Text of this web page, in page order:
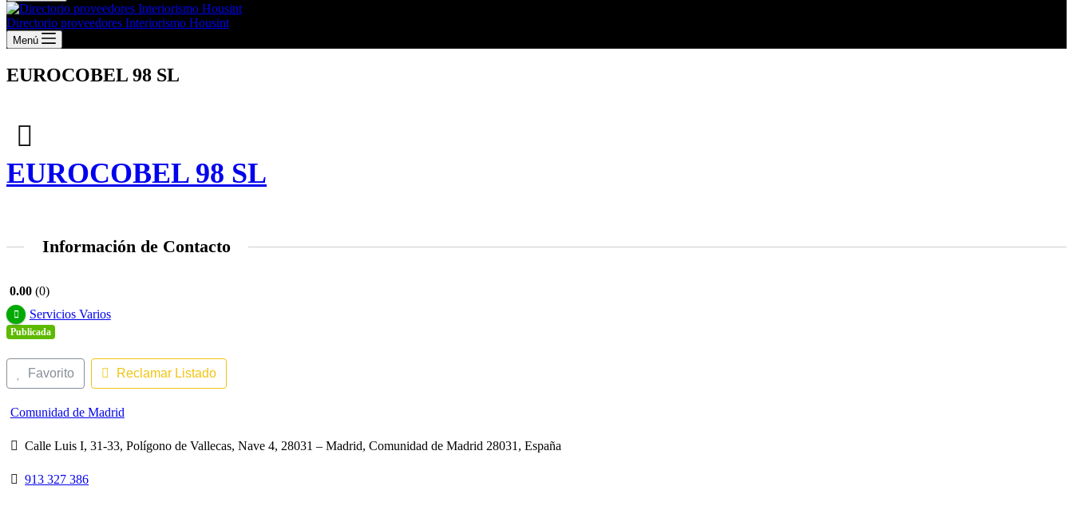
Directorio proveedores Interiorismo Housint
Menú
EUROCOBEL 98 SL
EUROCOBEL 98 SL
Información de Contacto
0.00 0
Servicios Varios
Publicada
Favorito Reclamar Listado
Comunidad de Madrid
Calle Luis I, 31-33, Polígono de Vallecas, Nave 4, 28031 – Madrid, Comunidad de Madrid 28031, España
913 327 386